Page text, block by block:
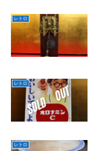
レトロ
レトロ
レトロ